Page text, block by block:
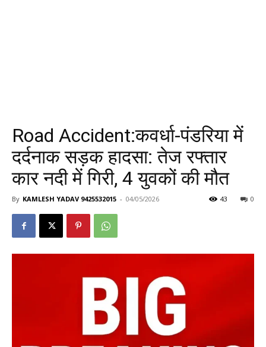
Road Accident:कवर्धा-पंडरिया में
दर्दनाक सड़क हादसा: तेज रफ्तार
कार नदी में गिरी, 4 युवकों की मौत
By KAMLESH YADAV 9425532015 - 04/05/2026 0
43